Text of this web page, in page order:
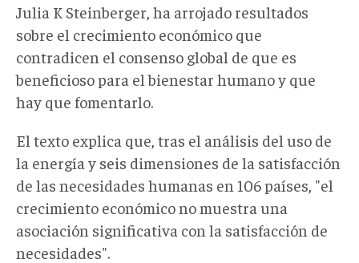
Julia K Steinberger, ha arrojado resultados
sobre el crecimiento económico que
contradicen el consenso global de que es
beneficioso para el bienestar humano y que
hay que fomentarlo.
El texto explica que, tras el análisis del uso de
la energía y seis dimensiones de la satisfacción
de las necesidades humanas en 106 países, "el
crecimiento económico no muestra una
asociación significativa con la satisfacción de
necesidades".